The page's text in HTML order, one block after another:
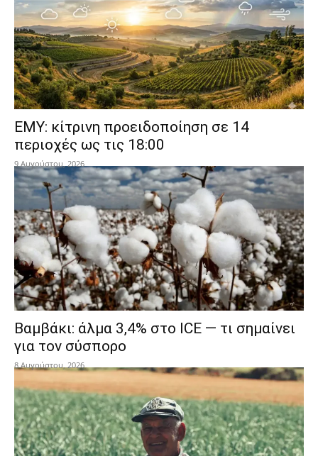
ΕΜΥ: κίτρινη προειδοποίηση σε 14
περιοχές ως τις 18:00
9 Αυγούστου, 2026
Βαμβάκι: άλμα 3,4% στο ICE — τι σημαίνει
για τον σύσπορο
8 Αυγούστου, 2026